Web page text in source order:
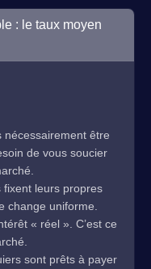
: le taux moyen
nécessairement être
de vous soucier
fixent leurs propres
change uniforme.
« réel ». C’est ce
sont prêts à payer